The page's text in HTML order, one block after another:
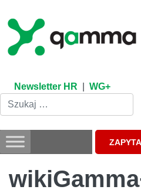
content
Newsletter HR WG+